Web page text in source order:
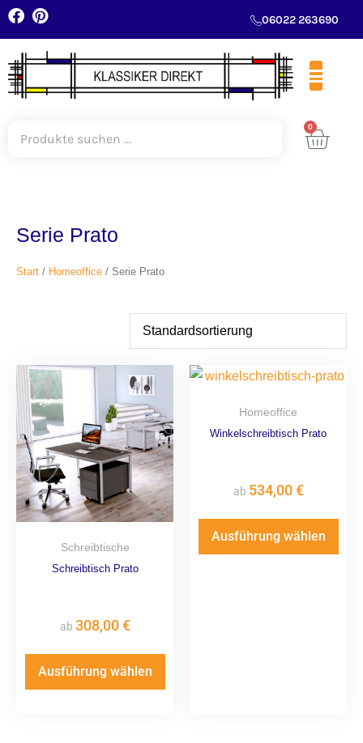
06022 263690
0
Serie Prato
Start / Homeoffice / Serie Prato
Schreibtische
Schreibtisch Prato
ab 308,00€
Ausführung wählen
Homeoffice
Winkelschreibtisch Prato
ab 534,00€
Ausführung wählen